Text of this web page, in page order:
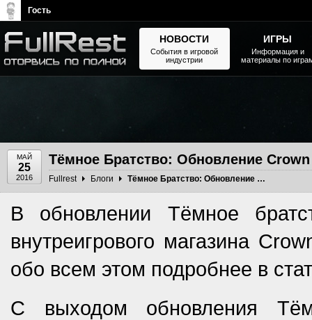
МАЙ
25
2016
Тёмное Братство: Обновление
Fullrest Блоги Тёмное Братство: Обновление Crown Store и ESO Plus
В обновлении Тёмное
внутреигрового магазина
обо всем этом подробнее в
С выходом обновления
НОВОСТИ
События в игровой
индустрии
ИГРЫ
Информация и
материалы по
Гость